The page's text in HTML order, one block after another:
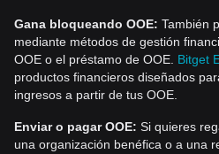
Gana bloqueando OOE: También
mediante métodos de gestión
OOE o el préstamo de OOE. Bitget
productos financieros diseñados
ingresos a partir de tus OOE.
Enviar o pagar OOE: Si quieres
una organización benéfica o a una